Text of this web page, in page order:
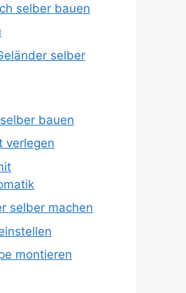
selber bauen
selber
bauen
verlegen
selber machen
montieren